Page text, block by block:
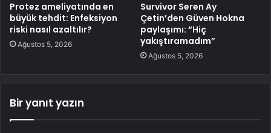
Protez ameliyatında en
büyük tehdit: Enfeksiyon
riski nasıl azaltılır?
Ağustos 5, 2026
Survivor Seren Ay
Çetin’den Güven Hokna
paylaşımı: “Hiç
yakıştıramadım”
Ağustos 5, 2026
Bir yanıt yazın